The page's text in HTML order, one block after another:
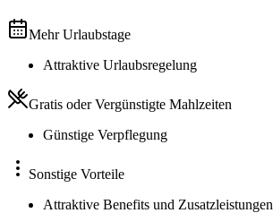
Mehr Urlaubstage
Attraktive Urlaubsregelung
Gratis oder Vergünstigte Mahlzeiten
Günstige Verpflegung
Sonstige Vorteile
Attraktive Benefits und Zusatzleistungen